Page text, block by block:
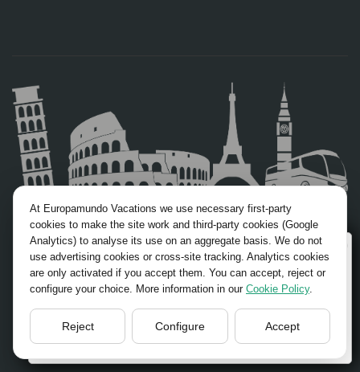
FOLLOW US
Facebook
Instagram
X/Twitter
Youtube
Wellcome to Europamundo Vacations, your in the
international site of:
Bienvenido a Europamundo Vacaciones, está usted en el
sitio internacional de:
USA(en) change/cambiar
At Europamundo Vacations we use necessary first-party
cookies to make the site work and third-party cookies (Google
Analytics) to analyse its use on an aggregate basis. We do not
use advertising cookies or cross-site tracking. Analytics cookies
are only activated if you accept them. You can accept, reject or
configure your choice. More information in our Cookie Policy.
Reject Configure Accept